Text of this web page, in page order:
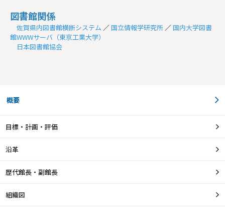
図書館関係
佐賀県内図書館横断システム ／国立情報学研究所 ／国内大学図書
館WWWサーバ（東京工業大学）
日本図書館協会
概要
目標・計画・評価
沿革
歴代館長・副館長
組織図